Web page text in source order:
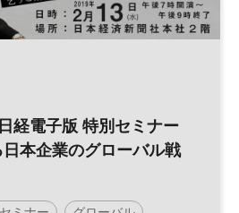
経電子版 特別セミナー
日本企業のグローバル戦